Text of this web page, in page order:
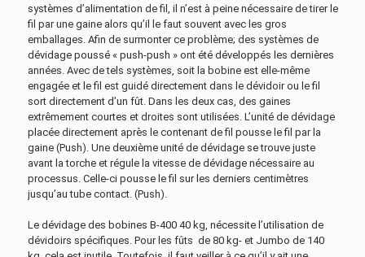
systèmes d’alimentation de fil, il n’est à peine nécessaire de tirer le
fil par une gaine alors qu’il le faut souvent avec les gros
emballages. Afin de surmonter ce problème; des systèmes de
dévidage poussé « push-push » ont été développés les dernières
années. Avec de tels systèmes, soit la bobine est elle-même
engagée et le fil est guidé directement dans le dévidoir ou le fil
sort directement d’un fût. Dans les deux cas, des gaines
extrêmement courtes et droites sont utilisées. L’unité de dévidage
placée directement après le contenant de fil pousse le fil par la
gaine (Push). Une deuxième unité de dévidage se trouve juste
avant la torche et régule la vitesse de dévidage nécessaire au
processus. Celle-ci pousse le fil sur les derniers centimètres
jusqu’au tube contact. (Push).
Le dévidage des bobines B-400 40 kg, nécessite l’utilisation de
dévidoirs spécifiques. Pour les fûts de 80 kg- et Jumbo de 140